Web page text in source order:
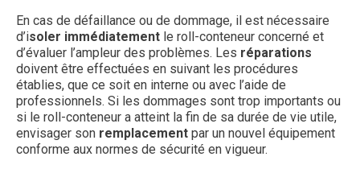
En cas de défaillance ou de dommage, il est nécessaire
d’isoler immédiatement le roll-conteneur concerné et
d’évaluer l’ampleur des problèmes. Les réparations
doivent être effectuées en suivant les procédures
établies, que ce soit en interne ou avec l’aide de
professionnels. Si les dommages sont trop importants ou
si le roll-conteneur a atteint la fin de sa durée de vie utile,
envisager son remplacement par un nouvel équipement
conforme aux normes de sécurité en vigueur.